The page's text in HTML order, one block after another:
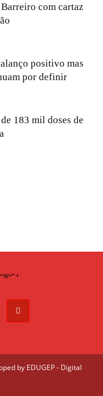
com cartaz
positivo mas
por definir
183 mil doses de
by EDUGEP - Digital